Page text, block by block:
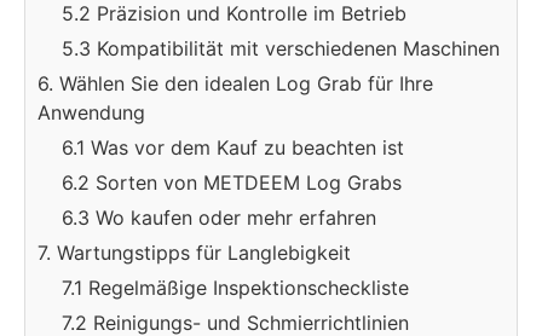
5.2 Präzision und Kontrolle im Betrieb
5.3 Kompatibilität mit verschiedenen Maschinen
6. Wählen Sie den idealen Log Grab für Ihre
Anwendung
6.1 Was vor dem Kauf zu beachten ist
6.2 Sorten von METDEEM Log Grabs
6.3 Wo kaufen oder mehr erfahren
7. Wartungstipps für Langlebigkeit
7.1 Regelmäßige Inspektionscheckliste
7.2 Reinigungs- und Schmierrichtlinien